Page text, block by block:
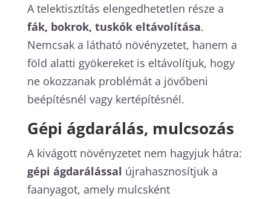
A telektisztítás elengedhetetlen része a
fák, bokrok, tuskók eltávolítása.
Nemcsak a látható növényzetet, hanem a
föld alatti gyökereket is eltávolítjuk, hogy
ne okozzanak problémát a jövőbeni
beépítésnél vagy kertépítésnél.
Gépi ágdarálás, mulcsozás
A kivágott növényzetet nem hagyjuk hátra:
gépi ágdarálással újrahasznosítjuk a
faanyagot, amely mulcsként